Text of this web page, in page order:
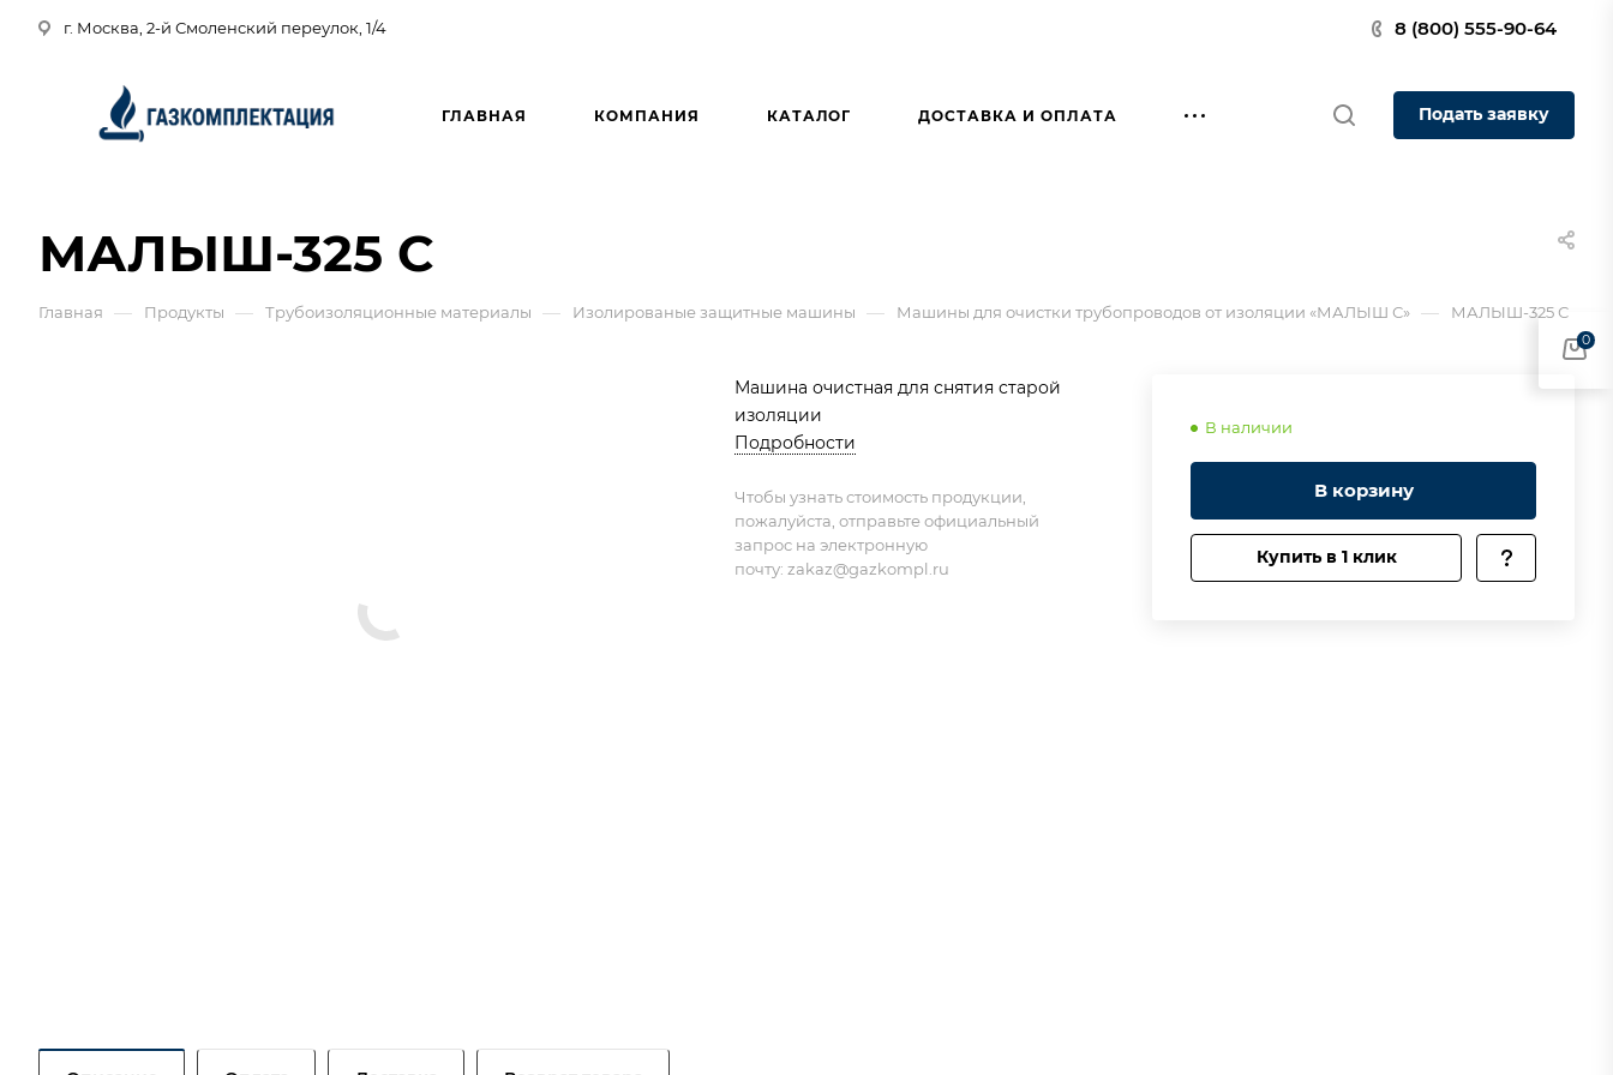
г. Москва, 2-й Смоленский переулок, 1/4 8 (800) 555-90-64
ГЛАВНАЯ КОМПАНИЯ КАТАЛОГ ДОСТАВКА И ОПЛАТА Подать заявку
МАЛЫШ-325 С
Главная — Продукты — Трубоизоляционные материалы — Изолированые защитные машины — Машины для очистки трубопроводов от изоляции «МАЛЫШ С» — МАЛЫШ-325 С
В наличии
В корзину
Купить в 1 клик
Машина очистная для снятия старой
изоляции
Подробности
Чтобы узнать стоимость продукции,
пожалуйста, отправьте официальный
запрос на электронную
почту: zakaz@gazkompl.ru
0